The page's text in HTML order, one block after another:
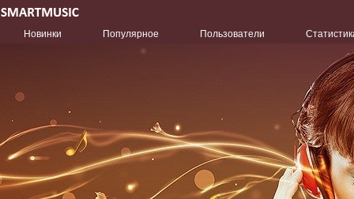
Новинки Популярное Пользователи